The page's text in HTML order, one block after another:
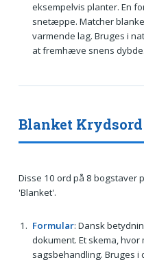
eksempelvis planter. En
snetæppe. Matcher
varmende lag. Bruges i
at fremhæve snens dybde.
Blanket
Disse 10 ord på 8 bogstaver
'Blanket'.
Formular: Dansk
dokument. Et skema,
sagsbehandling. Bruges